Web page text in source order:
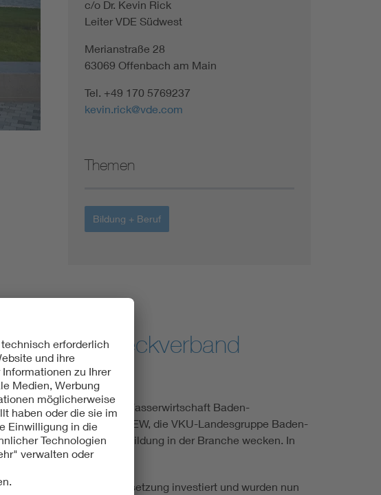
c/o Dr. Kevin Rick
Leiter VDE Südwest
Merianstraße 28
63069 Offenbach am Main
Tel. +49 170 5769237
kevin.rick@vde.com
Themen
Bildung + Beruf
den Zweckverband
in der Energie- und Wasserwirtschaft Baden-
Württemberg, der VfEW, die VKU-Landesgruppe Baden-
Interesse an einer Ausbildung in der Branche wecken. In
den 1. Platz.
Planung und Umsetzung investiert und wurden nun